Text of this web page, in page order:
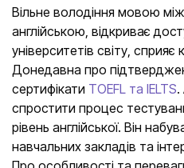
Вільне володіння мовою
англійською, відкриває
університетів світу,
Донедавна про
сертифікати TOEFL та IELTS.
спростити процес
рівень англійської. Він
навчальних закладів та